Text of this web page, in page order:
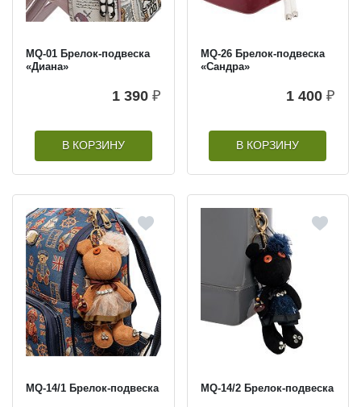
MQ-01 Брелок-подвеска
«Диана»
1 390 ₽
В КОРЗИНУ
MQ-26 Брелок-подвеска
«Сандра»
1 400 ₽
В КОРЗИНУ
MQ-14/1 Брелок-подвеска MQ-14/2 Брелок-подвеска